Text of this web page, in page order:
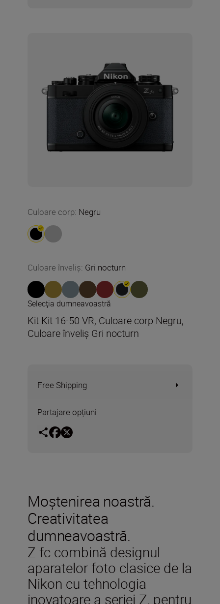
Culoare corp: Negru
Culoare înveliș: Gri nocturn
Selecţia dumneavoastră
Kit Kit 16-50 VR, Culoare corp Negru,
Culoare înveliș Gri nocturn
Free Shipping
Partajare opțiuni
Moștenirea noastră.
Creativitatea
dumneavoastră.
Z fc combină designul
aparatelor foto clasice de la
Nikon cu tehnologia
inovatoare a seriei Z, pentru